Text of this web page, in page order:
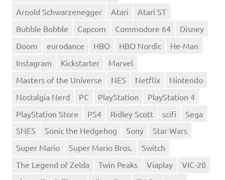
Arnold Schwarzenegger
Atari
Atari ST
Bubble Bobble
Capcom Commodore 64
Disney
Doom
eurodance HBO HBO Nordic
He-Man
Instagram
Kickstarter
Marvel
Masters of the Universe
NES Netflix
Nintendo
Nostalgia Nerd
PC PlayStation
PlayStation 4
PlayStation Store
PS4 Ridley Scott scifi
Sega
SNES
Sonic the Hedgehog Sony
Star Wars
Super Mario
Super Mario Bros.
Switch
The Legend of Zelda
Twin Peaks Viaplay
VIC-20